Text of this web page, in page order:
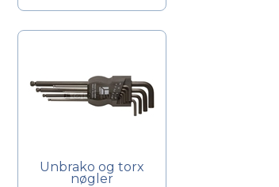
Unbrako og torx
nøgler